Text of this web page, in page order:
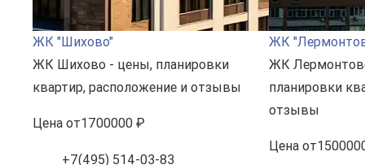
ЖК "Шихово"
ЖК Шихово - цены, планировки
квартир, расположение и отзывы
Цена от1700000 ₽
+7(495) 514-03-83
ЖК
ЖК
планировки
отзывы
Цена от